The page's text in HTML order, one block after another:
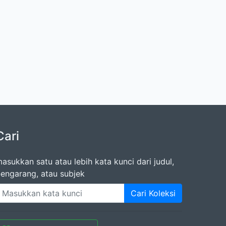
satu atau lebih kata kunci dari judul,
atau subjek
Cari Koleksi